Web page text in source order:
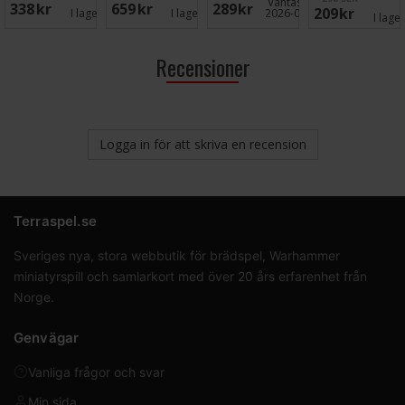
338 SEK I lager: 6659 SEK I lager: 1289 SEK 2026-09-30209 SEK I
Recensioner
Logga in för att skriva en recension
Terraspel.se
Sveriges nya, stora webbutik för brädspel, Warhammer
miniatyrspill och samlarkort med över 20 års erfarenhet från
Norge.
Genvägar
Vanliga frågor och svar
Min sida